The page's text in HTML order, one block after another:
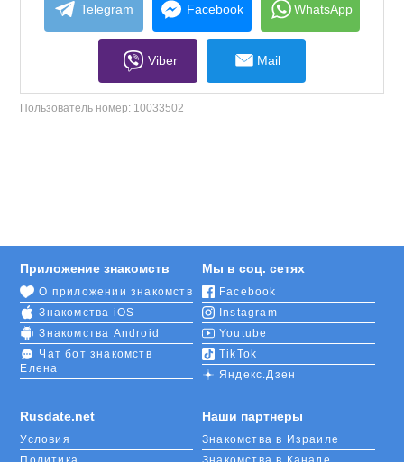
contents
Telegram Facebook WhatsApp
Viber Mail
Пользователь номер: 10033502
Rusdate.net
Условия
Приложение знакомств
О приложении знакомств
Знакомства iOS
Знакомства Android
Чат бот знакомств
Елена
Мы в соц. сетях
Facebook
Instagram
Youtube
TikTok
Яндекс.Дзен
Наши партнеры
Знакомства в Израиле